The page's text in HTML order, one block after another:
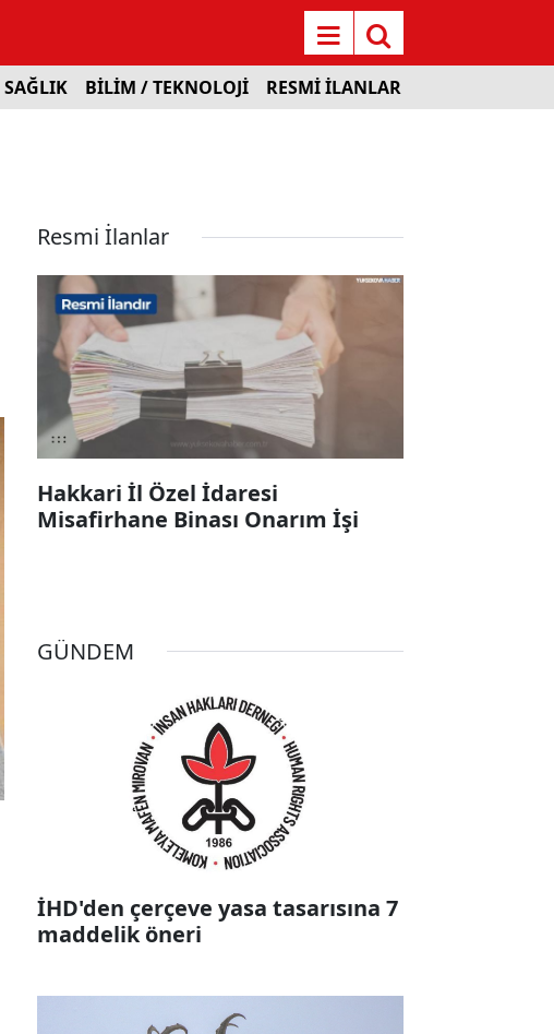
SAĞLIK BİLİM / TEKNOLOJİ RESMİ İLANLAR
Resmi İlanlar
Hakkari İl Özel İdaresi
Misafirhane Binası Onarım İşi
GÜNDEM
İHD'den çerçeve yasa tasarısına 7
maddelik öneri